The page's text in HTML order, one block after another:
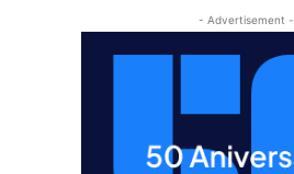
- Advertisement -